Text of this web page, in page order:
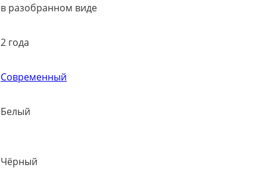
в разобранном виде
2 года
Современный
Белый
Чёрный